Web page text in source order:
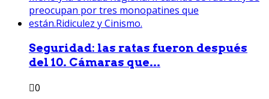
Seguridad: las ratas fueron después
del 10. Cámaras que...
0